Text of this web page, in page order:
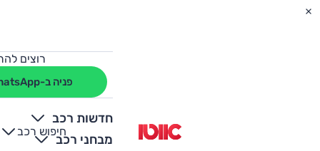
רוצים
פניה ב-WhatsApp
חדשות רכב
מבחני רכבחיפוש רכב
+
-